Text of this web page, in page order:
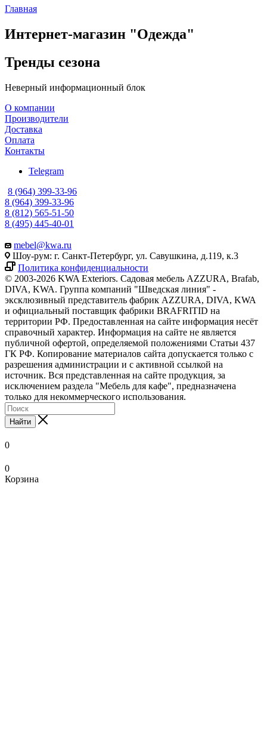
Главная
Интернет-магазин "Одежда"
Тренды сезона
Неверный информационный блок
О компании
Производители
Доставка
Оплата
Контакты
Telegram
8 (964) 399-33-96
8 (964) 399-33-96
8 (812) 565-51-50
8 (495) 445-40-01
mebel@kwa.ru
Шоу-рум: г. Санкт-Петербург, ул. Савушкина, д.119, к.3
Политика конфиденциальности
© 2003-2026 KWA Exteriors. Садовая мебель AZZURA, Brafab,
DIVA, KWA. Группа компаний "Шведская линия" -
эксклюзивный представитель фабрик AZZURA, DIVA, KWA
и официальный поставщик фабрики BRAFRITID на
территории РФ. Предоставленная на сайте информация несёт
справочный характер. Информация на сайте не является
публичной офертой, определяемой положениями Статьи 437
ГК РФ. Копирование материалов сайта допускается только с
разрешения администрации и с активной ссылкой на
источник. Вся представленная на сайте продукция, за
исключением раздела "Мебель для кафе", предназначена
только для некоммерческого использования.
Найти
0
0
Корзина